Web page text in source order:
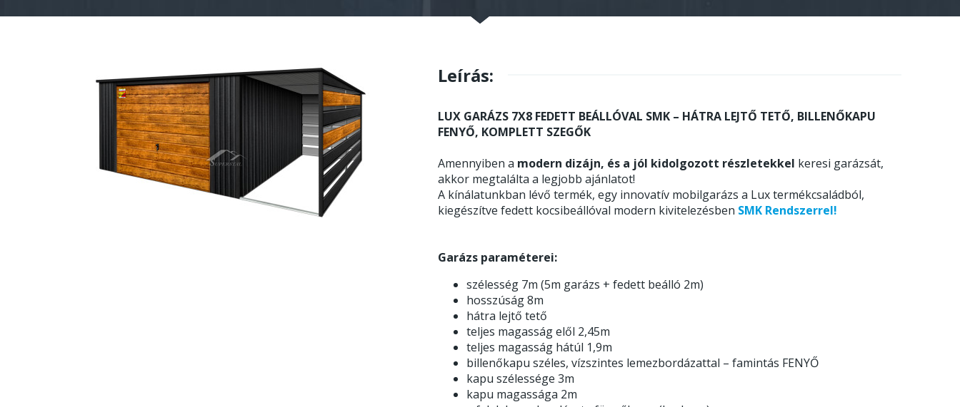
Leírás:
LUX GARÁZS 7X8 FEDETT BEÁLLÓVAL SMK – HÁTRA LEJTŐ TETŐ, BILLENŐKAPU
FENYŐ, KOMPLETT SZEGŐK
Amennyiben a modern dizájn, és a jól kidolgozott részletekkel keresi garázsát,
akkor megtalálta a legjobb ajánlatot!
A kínálatunkban lévő termék, egy innovatív mobilgarázs a Lux termékcsaládból,
kiegészítve fedett kocsibeállóval modern kivitelezésben SMK Rendszerrel!
Garázs paraméterei:
szélesség 7m (5m garázs + fedett beálló 2m)
hosszúság 8m
hátra lejtő tető
teljes magasság elől 2,45m
teljes magasság hátúl 1,9m
billenőkapu széles, vízszintes lemezbordázattal – famintás FENYŐ
kapu szélessége 3m
kapu magassága 2m